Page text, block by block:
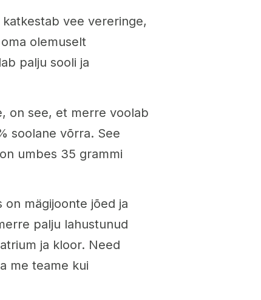
vee vereringe,
olemuselt
palju sooli ja
on see, et merre voolab
soolane võrra. See
umbes 35 grammi
on mägijoonte jõed ja
palju lahustunud
ja kloor. Need
me teame kui